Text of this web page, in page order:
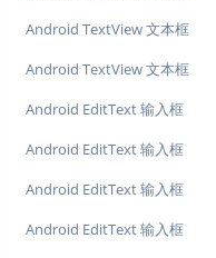
Android TextView 文本框
Android TextView 文本框
Android EditText 输入框
Android EditText 输入框
Android EditText 输入框
Android EditText 输入框